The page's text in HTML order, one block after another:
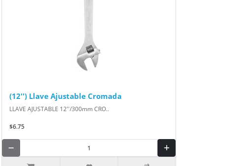
(12'') Llave Ajustable Cromada
LLAVE AJUSTABLE 12''/300mm CRO..
$6.75